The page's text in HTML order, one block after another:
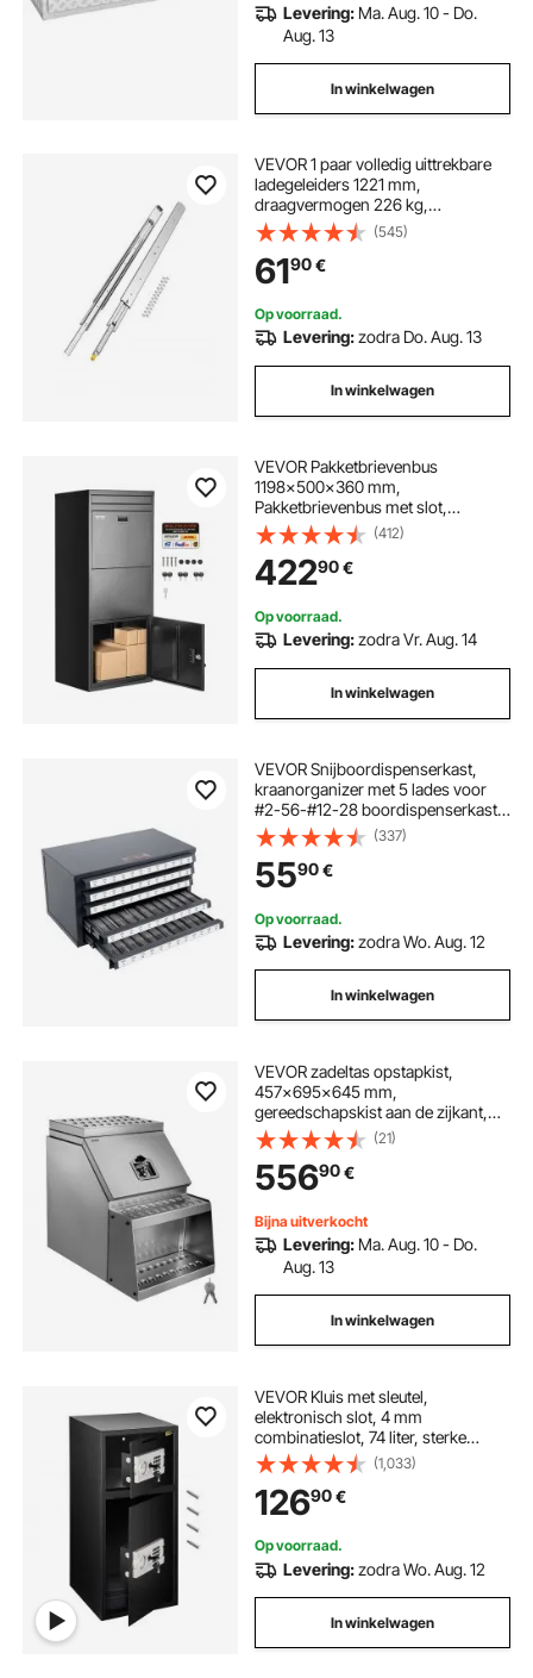
Levering: Ma. Aug. 10 - Do.
Aug. 13
In winkelwagen
VEVOR 1 paar volledig uittrekbare
ladegeleiders 1221 mm,
draagvermogen 226 kg,
ladegeleiders, kogellagers met slot,
zijdelings gemonteerde
telescopische geleiders voor
planken, kasten, industriële lades
(545)
6190€
Op voorraad.
Levering:zodra Do. Aug. 13
In winkelwagen
VEVOR Pakketbrievenbus
1198x500x360 mm,
Pakketbrievenbus met slot,
Gegalvaniseerde stalen
pakketbrievenbus met
antidiefstalontwerp, Pakstation
voor thuis en kantoor, Zwart
(412)
42290€
Op voorraad.
Levering:zodra Vr. Aug. 14
In winkelwagen
VEVOR Snijboordispenserkast,
kraanorganizer met 5 lades voor
#2-56-#12-28 boordispenserkast
van staal met labels, stapelbare kast
met 60 compartimenten grijs
(337)
5590€
Op voorraad.
Levering:zodra Wo. Aug. 12
In winkelwagen
VEVOR zadeltas opstapkist,
457x695x645 mm,
gereedschapskist aan de zijkant,
opbergkist voor zadeltas met T-
handgreep, slot en sleutels voor
vrachtwagen, dieplader
(21)
55690€
Bijna uitverkocht
Levering: Ma. Aug. 10 - Do.
Aug. 13
In winkelwagen
VEVOR Kluis met sleutel,
elektronisch slot, 4 mm
combinatieslot, 74 liter, sterke
ijzeren kluis, meubelkluis met
robuuste stalen constructie
(1,033)
12690€
Op voorraad.
Levering:zodra Wo. Aug. 12
In winkelwagen